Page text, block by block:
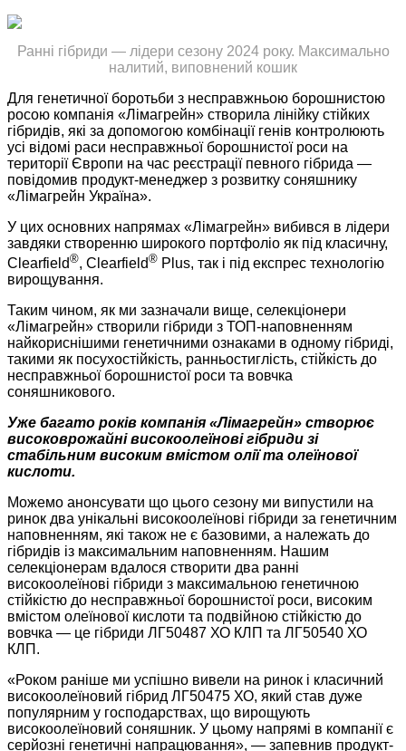
Ранні гібриди — лідери сезону 2024 року. Максимально
налитий, виповнений кошик
Для генетичної боротьби з несправжньою борошнистою
росою компанія «Лімагрейн» створила лінійку стійких
гібридів, які за допомогою комбінації генів контролюють
усі відомі раси несправжньої борошнистої роси на
території Європи на час реєстрації певного гібрида —
повідомив продукт-менеджер з розвитку соняшнику
«Лімагрейн Україна».
У цих основних напрямах «Лімагрейн» вибився в лідери
завдяки створенню широкого портфоліо як під класичну,
Clearfield®, Clearfield® Plus, так і під експрес технологію
вирощування.
Таким чином, як ми зазначали вище, селекціонери
«Лімагрейн» створили гібриди з ТОП-наповненням
найкориснішими генетичними ознаками в одному гібриді,
такими як посухостійкість, ранньостиглість, стійкість до
несправжньої борошнистої роси та вовчка
соняшникового.
Уже багато років компанія «Лімагрейн» створює
високоврожайні високоолеїнові гібриди зі
стабільним високим вмістом олії та олеїнової
кислоти.
Можемо анонсувати що цього сезону ми випустили на
ринок два унікальні високоолеїнові гібриди за генетичним
наповненням, які також не є базовими, а належать до
гібридів із максимальним наповненням. Нашим
селекціонерам вдалося створити два ранні
високоолеїнові гібриди з максимальною генетичною
стійкістю до несправжньої борошнистої роси, високим
вмістом олеїнової кислоти та подвійною стійкістю до
вовчка — це гібриди ЛГ50487 ХО КЛП та ЛГ50540 ХО
КЛП.
«Роком раніше ми успішно вивели на ринок і класичний
високоолеїновий гібрид ЛГ50475 ХО, який став дуже
популярним у господарствах, що вирощують
високоолеїновий соняшник. У цьому напрямі в компанії є
серйозні генетичні напрацювання», — запевнив продукт-